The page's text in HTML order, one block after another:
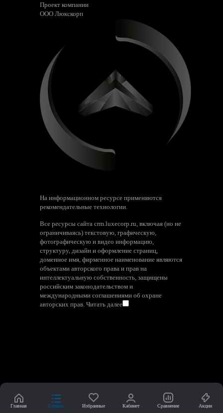
Проект компании
ООО Люкскорп
На информационном ресурсе применяются
рекомендательные технологии.
Все ресурсы сайта crm.luxecorp.ru, включая (но не
ограничиваясь) текстовую, графическую,
фотографическую и видео информацию,
структуру, дизайн и оформление страниц,
доменное имя, фирменное наименование являются
объектами авторского права и прав на
интеллектуальную собственность, защищены
российским законодательством и
международными соглашениями об охране
авторских прав. Читать далее
Главная Каталог Избранные Кабинет Сравнение Акции